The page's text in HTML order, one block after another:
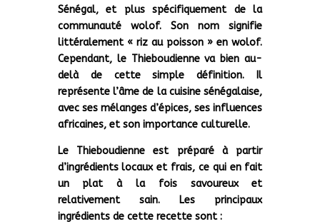
Sénégal, et plus spécifiquement de la
communauté wolof. Son nom signifie
littéralement « riz au poisson » en wolof.
Cependant, le Thieboudienne va bien au-
delà de cette simple définition. Il
représente l’âme de la cuisine sénégalaise,
avec ses mélanges d’épices, ses influences
africaines, et son importance culturelle.
Le Thieboudienne est préparé à partir
d’ingrédients locaux et frais, ce qui en fait
un plat à la fois savoureux et
relativement sain. Les principaux
ingrédients de cette recette sont :